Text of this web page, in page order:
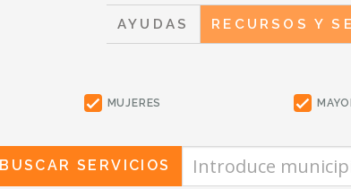
AYUDAS RECURSOS Y
MUJERES
BUSCAR SERVICIOS